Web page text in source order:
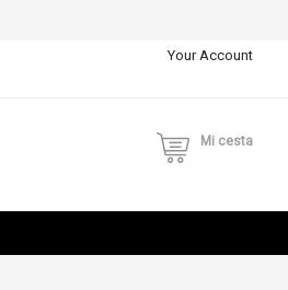
Your Account
Mi cesta